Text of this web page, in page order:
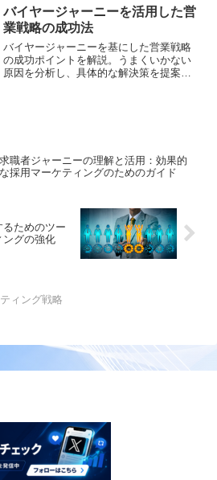
す手順と落とし穴を紹介
バイヤージャーニーを活用した営
業戦略の成功法
バイヤージャーニーを基にした営業戦略
の成功ポイントを解説。うまくいかない
原因を分析し、具体的な解決策を提案し
求職者ジャーニーの理解と活用：効果的
な採用マーケティングのためのガイド
ためのツー
ングの強化
ィング戦略